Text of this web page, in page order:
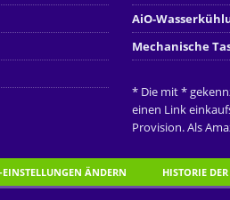
AiO-
Mechanische
* Die mit *
einen Link
Provision. Als
EINSTELLUNGEN ÄNDERN HISTORIE